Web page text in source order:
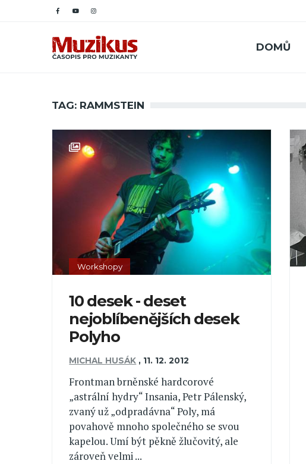
DOMŮ
TAG: RAMMSTEIN
Workshopy
10 desek - deset
nejoblíbenějších desek
Polyho
MICHAL HUSÁK , 11. 12. 2012
Frontman brněnské hardcorové
„astrální hydry“ Insania, Petr Pálenský,
zvaný už „odpradávna“ Poly, má
povahově mnoho společného se svou
kapelou. Umí být pěkně žlučovitý, ale
zároveň velmi ...